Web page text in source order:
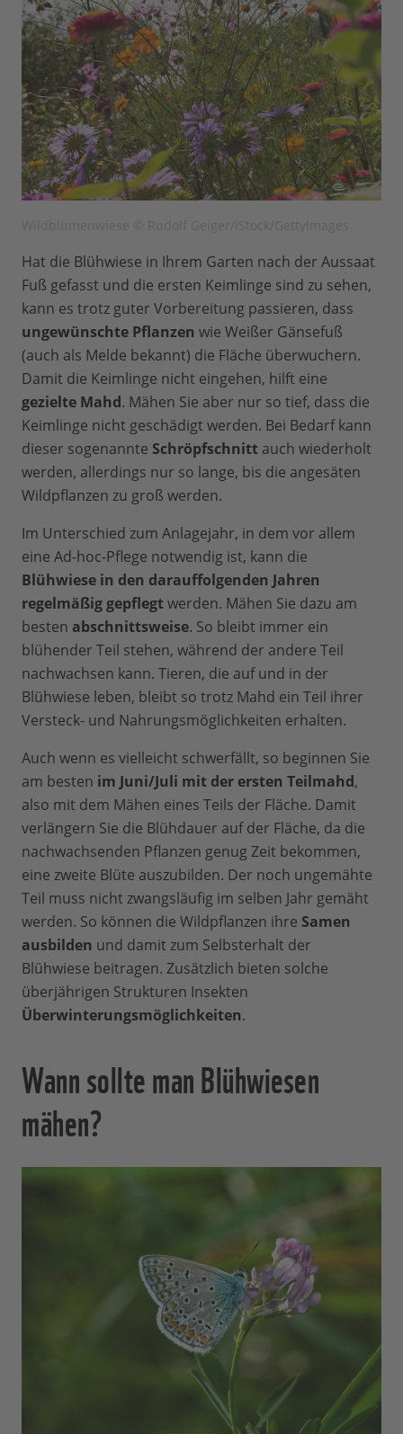
Hat die Blühwiese in Ihrem Garten nach der Aussaat
Fuß gefasst und die ersten Keimlinge sind zu sehen,
kann es trotz guter Vorbereitung passieren, dass
ungewünschte Pflanzen wie Weißer Gänsefuß
(auch als Melde bekannt) die Fläche überwuchern.
Damit die Keimlinge nicht eingehen, hilft eine
gezielte Mahd. Mähen Sie aber nur so tief, dass die
Keimlinge nicht geschädigt werden. Bei Bedarf kann
dieser sogenannte Schröpfschnitt auch wiederholt
werden, allerdings nur so lange, bis die angesäten
Wildpflanzen zu groß werden.
Im Unterschied zum Anlagejahr, in dem vor allem
eine Ad-hoc-Pflege notwendig ist, kann die
Blühwiese in den darauffolgenden Jahren
regelmäßig gepflegtwerden. Mähen Sie dazu am
besten abschnittsweise. So bleibt immer ein
blühender Teil stehen, während der andere Teil
nachwachsen kann. Tieren, die auf und in der
Blühwiese leben, bleibt so trotz Mahd ein Teil ihrer
Versteck- und Nahrungsmöglichkeiten erhalten.
Auch wenn es vielleicht schwerfällt, so beginnen Sie
am besten im Juni/Juli mit der ersten Teilmahd,
also mit dem Mähen eines Teils der Fläche. Damit
verlängern Sie die Blühdauer auf der Fläche, da die
nachwachsenden Pflanzen genug Zeit bekommen,
eine zweite Blüte auszubilden. Der noch ungemähte
Teil muss nicht zwangsläufig im selben Jahr gemäht
werden. So können die Wildpflanzen ihre Samen
ausbilden und damit zum Selbsterhalt der
Blühwiese beitragen. Zusätzlich bieten solche
überjährigen Strukturen Insekten
Überwinterungsmöglichkeiten.
Wann sollte man Blühwiesen
mähen?